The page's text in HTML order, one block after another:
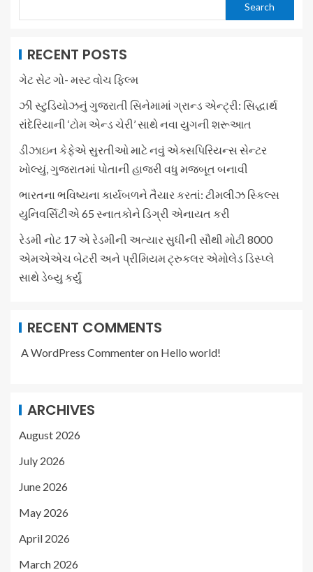
Search
RECENT POSTS
ગેટ સેટ ગો- મસ્ટ વોચ ફિલ્મ
ઝી સ્ટુડિયોઝનું ગુજરાતી સિનેમામાં ગ્રાન્ડ એન્ટ્રી: સિદ્ધાર્થ
રાંદેરિયાની ‘ટોમ એન્ડ ચેરી’ સાથે નવા યુગની શરૂઆત
ડીઝાઇન કેફેએ સુરતીઓ માટે નવું એક્સપિરિયન્સ સેન્ટર
ખોલ્યું, ગુજરાતમાં પોતાની હાજરી વધુ મજબૂત બનાવી
ભારતના ભવિષ્યના કાર્યબળને તૈયાર કરતાં: ટીમલીઝ સ્કિલ્સ
યુનિવર્સિટીએ 65 સ્નાતકોને ડિગ્રી એનાયત કરી
રેડમી નોટ 17 એ રેડમીની અત્યાર સુધીની સૌથી મોટી 8000
એમએએચ બેટરી અને પ્રીમિયમ ટ્રુકલર એમોલેડ ડિસ્પ્લે
સાથે ડેબ્યુ કર્યું
RECENT COMMENTS
A WordPress Commenteron Hello world!
ARCHIVES
August 2026
July 2026
June 2026
May 2026
April 2026
March 2026